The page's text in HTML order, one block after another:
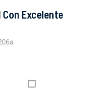
Excelente